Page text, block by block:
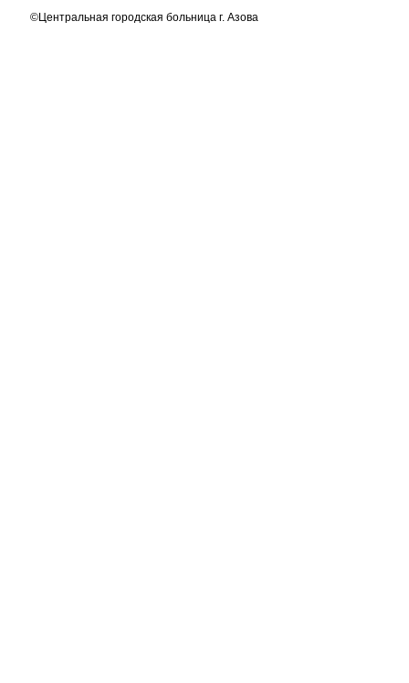
©Центральная городская больница г. Азова